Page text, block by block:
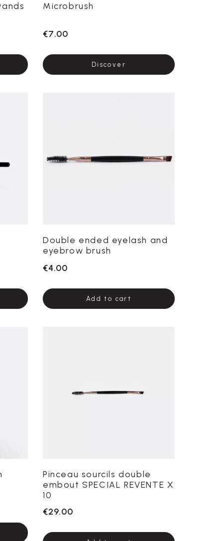
Microbrush
€7.00
Discover
Double ended eyelash and
eyebrow brush
€4.00
Add to cart
Pinceau sourcils double
embout SPECIAL REVENTE X
10
€29.00